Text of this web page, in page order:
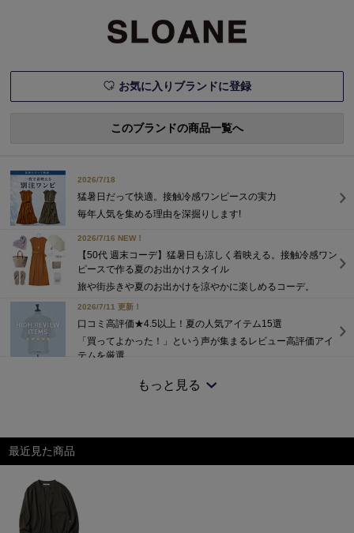
て、涼しくて、楽。今回も、
愛するブランドに別注をお願
お気に入りブランドに登録
このブランドの商品一覧へ
2026/7/18
猛暑日だって快適。接触冷感ワンピースの実力
毎年人気を集める理由を深掘りします!
2026/7/16 NEW！
【50代 週末コーデ】猛暑日も涼しく着映える。接触冷感ワン
ピースで作る夏のお出かけスタイル
旅や街歩きや夏のお出かけを涼やかに楽しめるコーデ。
2026/7/11 更新！
口コミ高評価★4.5以上！夏の人気アイテム15選
「買ってよかった！」という声が集まるレビュー高評価アイ
テムを厳選
気温25度前後の服装は？大人の初夏コーデ15選
もっと見る
最近見た商品